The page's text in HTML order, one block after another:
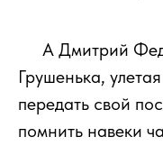
А Дмитрий
Грушенька,
передать свой
помнить навеки